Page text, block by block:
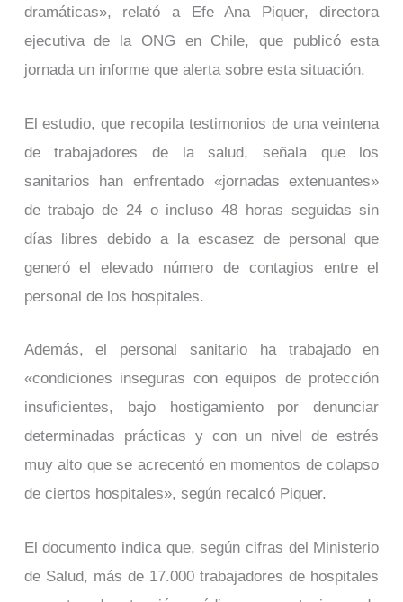
dramáticas», relató a Efe Ana Piquer, directora
ejecutiva de la ONG en Chile, que publicó esta
jornada un informe que alerta sobre esta situación.
El estudio, que recopila testimonios de una veintena
de trabajadores de la salud, señala que los
sanitarios han enfrentado «jornadas extenuantes»
de trabajo de 24 o incluso 48 horas seguidas sin
días libres debido a la escasez de personal que
generó el elevado número de contagios entre el
personal de los hospitales.
Además, el personal sanitario ha trabajado en
«condiciones inseguras con equipos de protección
insuficientes, bajo hostigamiento por denunciar
determinadas prácticas y con un nivel de estrés
muy alto que se acrecentó en momentos de colapso
de ciertos hospitales», según recalcó Piquer.
El documento indica que, según cifras del Ministerio
de Salud, más de 17.000 trabajadores de hospitales